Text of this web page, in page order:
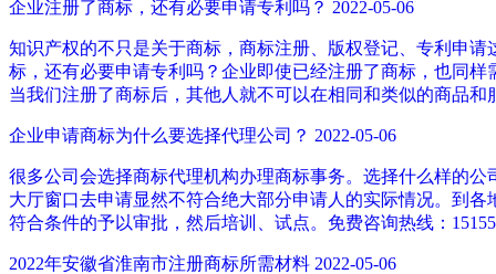
企业注册了商标，还有必要申请专利吗？ 2022-05-06
知识产权的不只是关于商标，商标注册、版权登记、专利申
标，还有必要申请专利吗？企业即使已经注册了商标，也同
当我们注册了商标后，其他人就不可以在相同和类似的商品和
企业申请商标为什么要选择代理公司？ 2022-05-06
很多公司会选择商标代理机构办理商标事务。选择什么样的
大厅窗口去申请显然不符合绝大部分申请人的实际情况。到
符合条件的予以审批，然后培训、试点。免费咨询热线：
2022年安徽省淮南市注册商标所需材料 2022-05-06